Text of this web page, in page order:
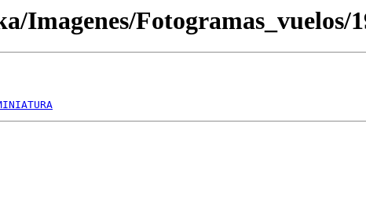
Imagenes/Fotogramas_vuelos/